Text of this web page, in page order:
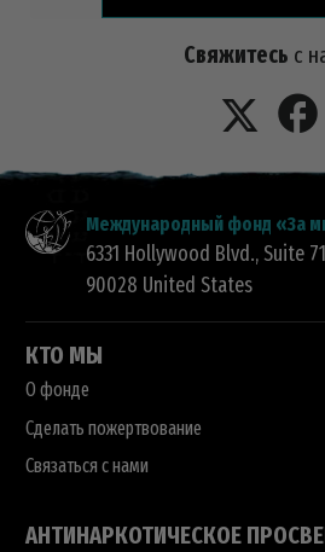
Свяжитесь с
Международный фонд «За
6331 Hollywood Blvd., Suite
90028 United States
КТО МЫ
О фонде
Сделать пожертвование
Связаться с нами
АНТИНАРКОТИЧЕСКОЕ